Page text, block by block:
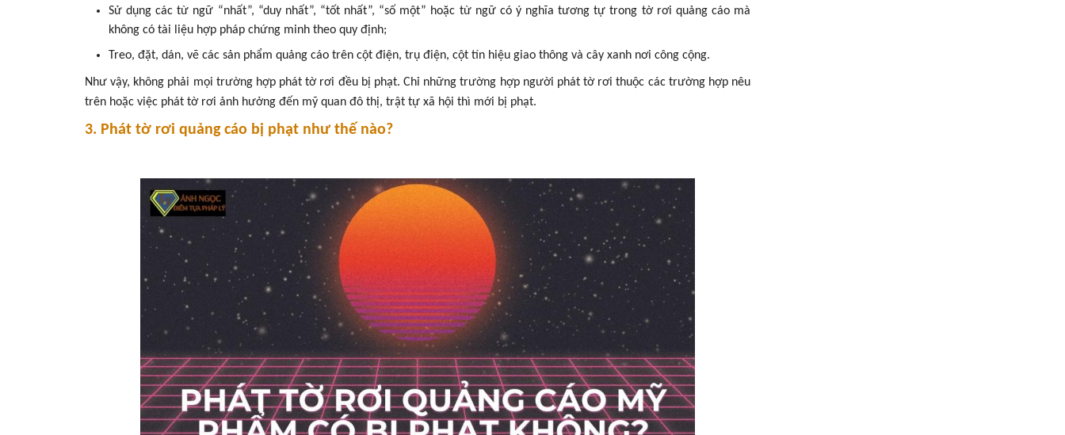
Sử dụng các từ ngữ “nhất”, “duy nhất”, “tốt nhất”, “số một” hoặc từ ngữ có ý nghĩa tương tự trong tờ rơi quảng cáo mà
không có tài liệu hợp pháp chứng minh theo quy định;
Treo, đặt, dán, vẽ các sản phẩm quảng cáo trên cột điện, trụ điện, cột tín hiệu giao thông và cây xanh nơi công cộng.
Như vậy, không phải mọi trường hợp phát tờ rơi đều bị phạt. Chỉ những trường hợp người phát tờ rơi thuộc các trường hợp nêu
trên hoặc việc phát tờ rơi ảnh hưởng đến mỹ quan đô thị, trật tự xã hội thì mới bị phạt.
3. Phát tờ rơi quảng cáo bị phạt như thế nào?